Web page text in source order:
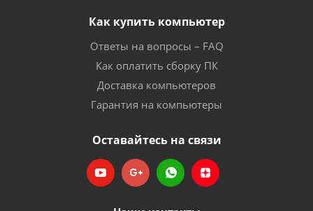
Как купить компьютер
Ответы на вопросы – FAQ
Как оплатить сборку ПК
Доставка компьютеров
Гарантия на компьютеры
Оставайтесь на связи